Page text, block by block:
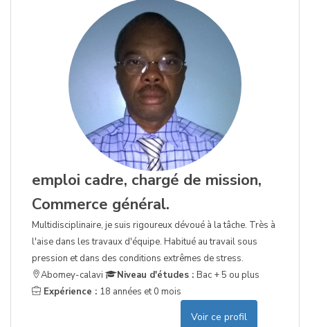
emploi cadre, chargé de mission,
Commerce général.
Multidisciplinaire, je suis rigoureux dévoué à la tâche. Très à
l'aise dans les travaux d'équipe. Habitué au travail sous
pression et dans des conditions extrêmes de stress.
Abomey-calavi
Niveau d'études : Bac + 5 ou plus
Expérience : 18 années et 0 mois
Voir ce profil